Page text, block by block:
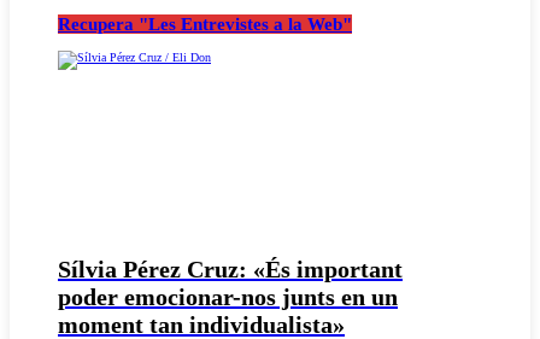
Recupera "Les Entrevistes a la Web"
Sílvia Pérez Cruz: «És important
poder emocionar-nos junts en un
moment tan individualista»